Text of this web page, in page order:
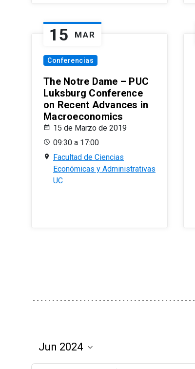
15 MAR
Conferencias
The Notre Dame – PUC
Luksburg Conference
on Recent Advances in
Macroeconomics
15 de Marzo de 2019
09:30 a 17:00
Facultad de Ciencias
Económicas y Administrativas
UC